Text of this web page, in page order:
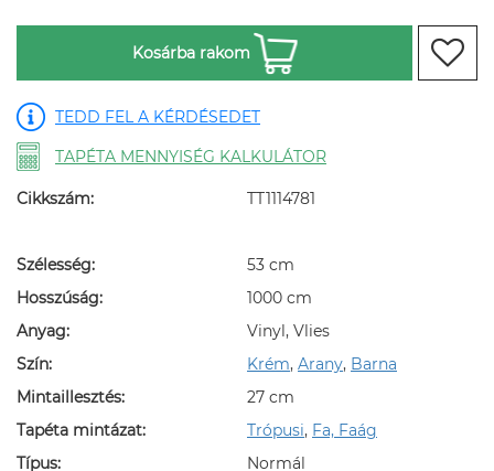
Kosárba rakom
TEDD FEL A KÉRDÉSEDET
TAPÉTA MENNYISÉG KALKULÁTOR
Cikkszám: TT1114781
Szélesség:
53 cm
Hosszúság:
1000 cm
Anyag:
Vinyl, Vlies
Szín:
Krém, Arany, Barna
Mintaillesztés:
27 cm
Tapéta mintázat:
Trópusi, Fa, Faág
Típus:
Normál